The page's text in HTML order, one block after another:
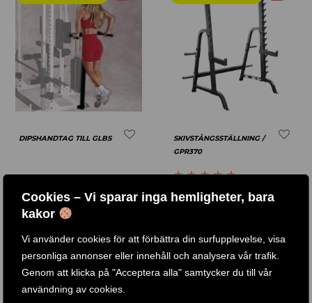
Cookies – Vi sparar inga hemligheter, bara
kakor
Vi använder cookies för att förbättra din surfupplevelse, visa
personliga annonser eller innehåll och analysera vår trafik.
Genom att klicka på "Acceptera alla" samtycker du till vår
användning av cookies.
DIPSHANDTAG TILL GLBS
SKIVSTÅNGSSTÄLLNING /
GPR370
Betygsatt4.67
7 .689KR 5 .490KR